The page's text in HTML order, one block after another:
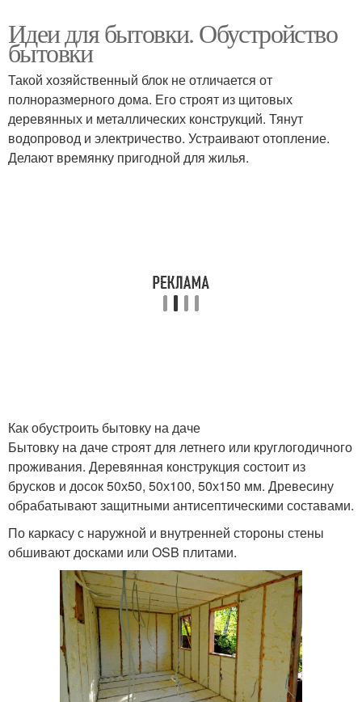
Идеи для бытовки. Обустройство
бытовки
Такой хозяйственный блок не отличается от
полноразмерного дома. Его строят из щитовых
деревянных и металлических конструкций. Тянут
водопровод и электричество. Устраивают отопление.
Делают времянку пригодной для жилья.
Как обустроить бытовку на даче
Бытовку на даче строят для летнего или круглогодичного
проживания. Деревянная конструкция состоит из
брусков и досок 50х50, 50х100, 50х150 мм. Древесину
обрабатывают защитными антисептическими составами.
По каркасу с наружной и внутренней стороны стены
обшивают досками или OSB плитами.